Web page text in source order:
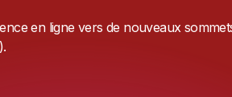
en ligne vers de nouveaux